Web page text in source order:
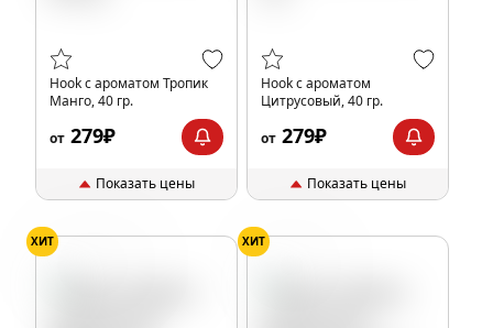
Hook с ароматом Тропик
Манго, 40 гр.
от 279₽
Показать цены
Hook с ароматом
Цитрусовый, 40 гр.
от 279₽
Показать цены
ХИТ
ХИТ